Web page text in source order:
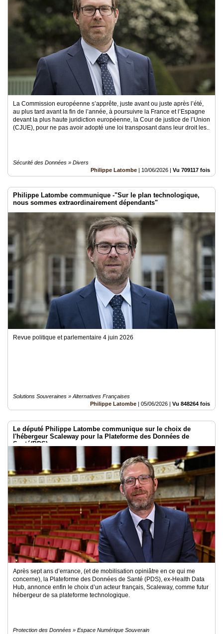
La Commission européenne s’apprête, juste avant ou juste après l’été,
au plus tard avant la fin de l’année, à poursuivre la France et l’Espagne
devant la plus haute juridiction européenne, la Cour de justice de l’Union
(CJUE), pour ne pas avoir adopté une loi transposant dans leur droit les..
Sécurité des Données » Divers
Philippe Latombe | 10/06/2026 | Vu 709117 fois
Philippe Latombe communique -"Sur le plan technologique,
nous sommes extraordinairement dépendants"
Revue politique et parlementaire 4 juin 2026
Solutions Souveraines » Alternatives Françaises
Philippe Latombe | 05/06/2026 | Vu 848264 fois
Le député Philippe Latombe communique sur le choix de
l'hébergeur Scaleway pour la Plateforme des Données de
Santé(PDS)
Après sept ans d’errance, (et de mobilisation opiniâtre en ce qui me
concerne), la Plateforme des Données de Santé (PDS), ex-Health Data
Hub, annonce enfin le choix d’un acteur français, Scaleway, comme futur
hébergeur de sa plateforme technologique.
Protection des Données » Espace Numérique Souverain